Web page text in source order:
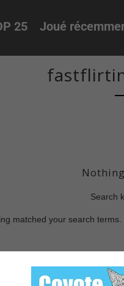
25 Joué
Search
matched your search